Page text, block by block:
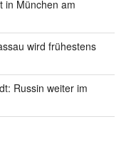
in München am
wird frühestens
Russin weiter im